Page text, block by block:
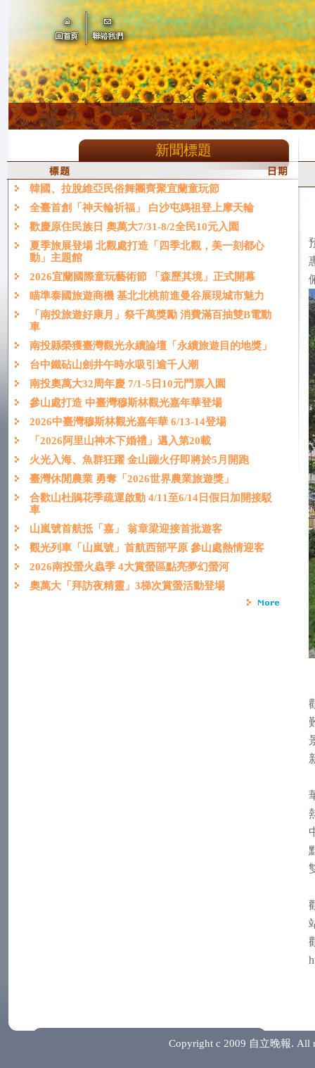
新聞標題
韓國、拉脫維亞民俗舞團齊聚宜蘭童玩節
全臺首創「神天輪祈福」 白沙屯媽祖登上摩天輪
歡慶原住民族日 奧萬大7/31-8/2全民10元入園
夏季旅展登場 北觀處打造「四季北觀，美一刻都心
動」主題館
2026宜蘭國際童玩藝術節 「森歷其境」正式開幕
瞄準泰國旅遊商機 基北北桃前進曼谷展現城市魅力
「南投旅遊好康月」祭千萬獎勵 消費滿百抽雙B電動
車
南投縣榮獲臺灣觀光永續論壇「永續旅遊目的地獎」
台中鐵砧山劍井午時水吸引逾千人潮
南投奧萬大32周年慶 7/1-5日10元門票入園
參山處打造 中臺灣穆斯林觀光嘉年華登場
2026中臺灣穆斯林觀光嘉年華 6/13-14登場
「2026阿里山神木下婚禮」邁入第20載
火光入海、魚群狂躍 金山蹦火仔即將於5月開跑
臺灣休閒農業 勇奪「2026世界農業旅遊獎」
合歡山杜鵑花季疏運啟動 4/11至6/14日假日加開接駁
車
山嵐號首航抵「嘉」 翁章梁迎接首批遊客
觀光列車「山嵐號」首航西部平原 參山處熱情迎客
2026南投螢火蟲季 4大賞螢區點亮夢幻螢河
奧萬大「拜訪夜精靈」3梯次賞螢活動登場
Copyright c 2009 自立晚報. All